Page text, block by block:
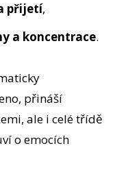
přijetí,
a koncentrace.
přináší
ale i celé třídě
o emocích